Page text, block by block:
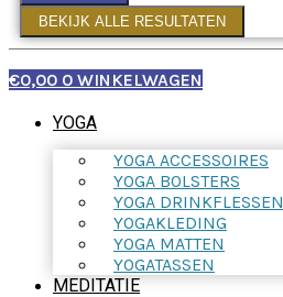
BEKIJK ALLE RESULTATEN
€0,00 0 WINKELWAGEN
YOGA
YOGA ACCESSOIRES
YOGA BOLSTERS
YOGA DRINKFLESSEN
YOGAKLEDING
YOGA MATTEN
YOGATASSEN
MEDITATIE